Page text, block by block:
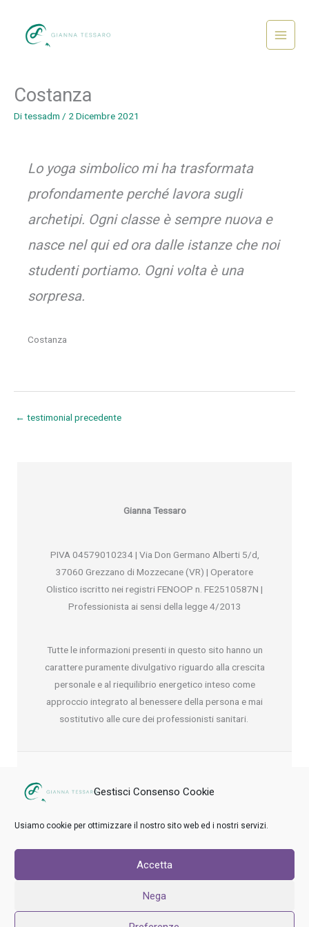
Gestisci Consenso Cookie
Usiamo cookie per ottimizzare il nostro sito web ed i nostri servizi.
Accetta
Nega
contenuto
Main
Costanza
Ditessadm / 2 Dicembre 2021
Lo yoga simbolico mi ha trasformata
profondamente perché lavora sugli
archetipi. Ogni classe è sempre nuova e
nasce nel qui ed ora dalle istanze che noi
studenti portiamo. Ogni volta è una
sorpresa.
Costanza
← testimonial precedente
Gianna Tessaro
PIVA 04579010234 | Via Don Germano Alberti 5/d,
37060 Grezzano di Mozzecane (VR) | Operatore
Olistico iscritto nei registri FENOOP n. FE2510587N |
Professionista ai sensi della legge 4/2013
Tutte le informazioni presenti in questo sito hanno un
carattere puramente divulgativo riguardo alla crescita
personale e al riequilibrio energetico inteso come
approccio integrato al benessere della persona e mai
sostitutivo alle cure dei professionisti sanitari.
Cookie Policy (UE)